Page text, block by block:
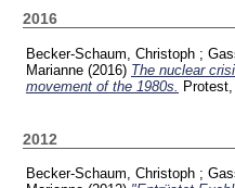
2016
Becker-Schaum, Christoph ;
Marianne (2016) The nuclear
movement of the 1980s.
2012
Becker-Schaum, Christoph ;